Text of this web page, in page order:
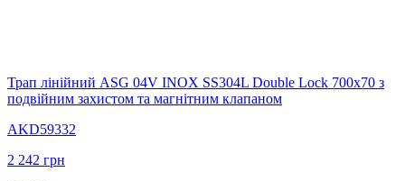
Трап лінійний ASG 04V INOX SS304L Double Lock 700х70 з
подвійним захистом та магнітним клапаном
AKD59332
2 242 грн